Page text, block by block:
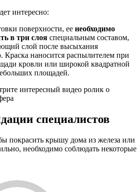
интересно:
поверхности, ее необходимо
в три слоя специальным составом,
слой после высыхания
Краска наносится распылителем при
кровли или широкой квадратной
площадей.
интересный видео ролик о
специалистов
покрасить крышу дома из железа или
необходимо соблюдать некоторые